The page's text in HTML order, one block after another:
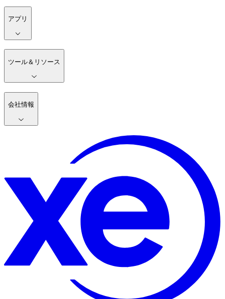
アプリ
ツール＆リソース
会社情報